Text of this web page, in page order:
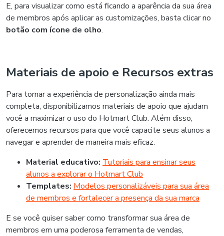
E, para visualizar como está ficando a aparência da sua área
de membros após aplicar as customizações, basta clicar no
botão com ícone de olho.
Materiais de apoio e Recursos extras
Para tornar a experiência de personalização ainda mais
completa, disponibilizamos materiais de apoio que ajudam
você a maximizar o uso do Hotmart Club. Além disso,
oferecemos recursos para que você capacite seus alunos a
navegar e aprender de maneira mais eficaz.
Material educativo: Tutoriais para ensinar seus
alunos a explorar o Hotmart Club
Templates: Modelos personalizáveis para sua área
de membros e fortalecer a presença da sua marca
E se você quiser saber como transformar sua área de
membros em uma poderosa ferramenta de vendas,